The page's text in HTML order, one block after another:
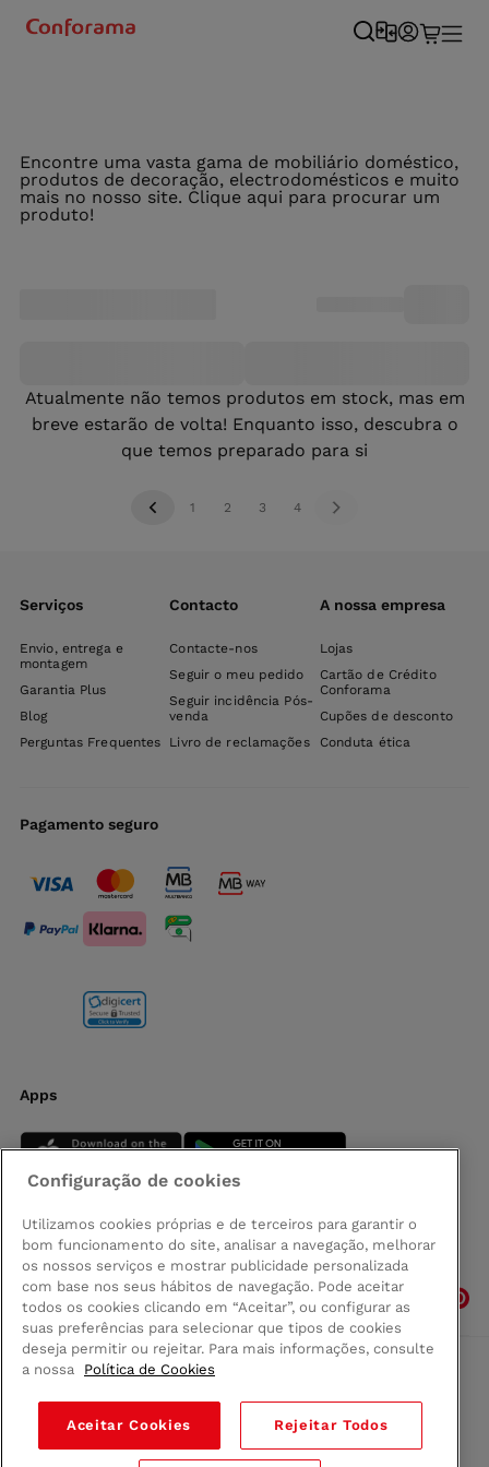
Encontre uma vasta gama de mobiliário doméstico,
produtos de decoração, electrodomésticos e muito
mais no nosso site. Clique aqui para procurar um
produto!
Atualmente não temos produtos em stock, mas em
breve estarão de volta! Enquanto isso, descubra o
que temos preparado para si
1 2 3 4
Serviços
Envio, entrega e
montagem
Garantia Plus
Blog
Perguntas Frequentes
Contacto
Contacte-nos
Seguir o meu pedido
Seguir incidência Pós-
venda
Livro de reclamações
A nossa empresa
Lojas
Cartão de Crédito
Conforama
Cupões de desconto
Conduta ética
Pagamento seguro
Apps
Siga-nos
Comprar na Madeira
Política de privacidad
Termos e Condições
Configuração de cookies
Utilizamos cookies próprias e de terceiros para garantir o
bom funcionamento do site, analisar a navegação, melhorar
os nossos serviços e mostrar publicidade personalizada
com base nos seus hábitos de navegação. Pode aceitar
todos os cookies clicando em “Aceitar”, ou configurar as
suas preferências para selecionar que tipos de cookies
deseja permitir ou rejeitar. Para mais informações, consulte
a nossa
Política de Cookies
Aceitar Cookies Rejeitar Todos